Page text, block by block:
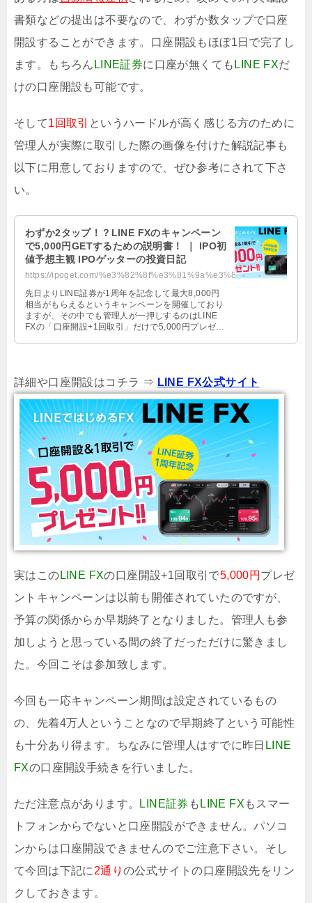
書類などの提出は不要なので、わずか数タップで口座
開設することができます。口座開設もほぼ1日で完了し
ます。もちろん LINE証券に口座が無くても LINE FXだ
けの口座開設も可能です。
そして1回取引
というハードルが高く感じる方のために
管理人が実際に取引した際の画像を付けた解説記事も
以下に用意しておりますので、ぜひ参考にされて下さ
い。
わずか2タップ！？LINE FXのキャンペーン
で5,000円GETするための説明書！ ｜ IPO初
値予想主観 IPOゲッターの投資日記
https://ipoget.com/%e3%82%8f%e3%81%9a%e3%81%8b2%e3%82%bf%e3%83%83%e3%83%97%ef...
先日よりLINE証券が1周年を記念して最大8,000円
相当がもらえるというキャンペーンを開催しており
ますが、その中でも管理人が一押しするのはLINE
FXの「口座開設+1回取引」だけで5,000円プレゼン
詳細や口座開設はコチラ ⇒ LINE FX公式サイト
実はこの LINE FXの口座開設+1回取引で5,000円 プレゼ
ントキャンペーンは以前も開催されていたのですが、
予算の関係からか早期終了となりました。管理人も参
加しようと思っている間の終了だっただけに驚きまし
た。今回こそは参加致します。
今回も一応キャンペーン期間は設定されているもの
の、先着4万人ということなので早期終了という可能性
も十分あり得ます。ちなみに管理人はすでに昨日 LINE
FXの口座開設手続きを行いました。
ただ注意点があります。 LINE証券 も LINE FX もスマー
トフォンからでないと口座開設ができません。パソコ
ンからは口座開設できませんのでご注意下さい。そし
て今回は下記に 2通りの公式サイトの口座開設先をリン
クしておきます。